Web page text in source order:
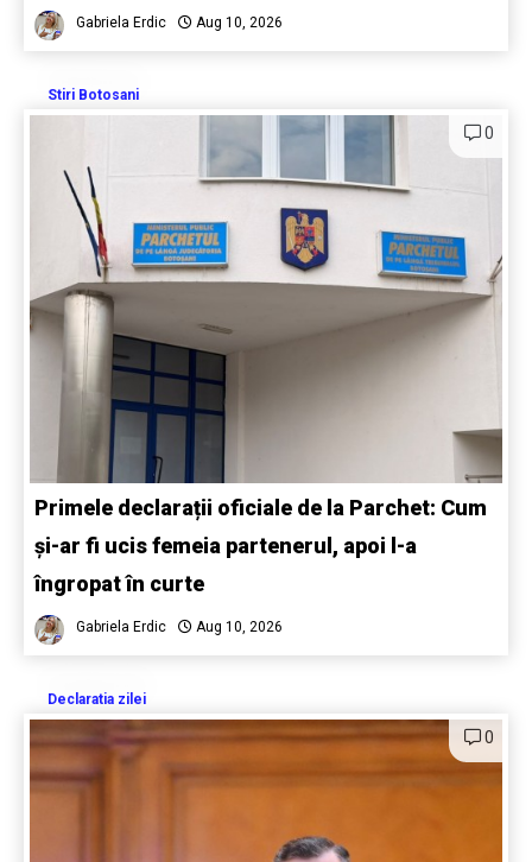
Gabriela Erdic Aug 10, 2026
Stiri Botosani
0
Primele declarații oficiale de la Parchet: Cum
și-ar fi ucis femeia partenerul, apoi l-a
îngropat în curte
Gabriela Erdic Aug 10, 2026
Declaratia zilei
0